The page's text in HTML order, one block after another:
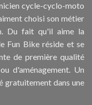
cycle-cyclo-moto
choisi son métier
Du fait qu'il aime la
Fun Bike réside et se
de première qualité
d'aménagement. Un
gratuitement dans une